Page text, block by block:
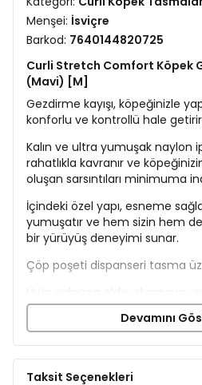
Menşei: İsviçre
Barkod: 7640144820725
Curli Stretch Comfort Köpek
(Mavi) [M]
Gezdirme kayışı, köpeğinizle
konforlu ve kontrollü hale
Kalın ve ultra yumuşak naylon
rahatlıkla kavranır ve
oluşan sarsıntıları minimuma
İçindeki özel yapı, esneme
yumuşatır ve hem sizin hem
bir yürüyüş deneyimi sunar.
Çöp poşeti dispanseri tasma
Ürün yalnızca elde yıkamaya
Dikkat yumuşatıcı
yapmayın.
Devamını
Taksit Seçenekleri